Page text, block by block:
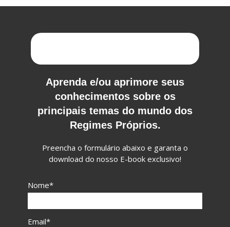
Aprenda e/ou aprimore seus
conhecimentos sobre os
principais temas do mundo dos
Regimes Próprios.
Preencha o formulário abaixo e garanta o
download do nosso E-book exclusivo!
Nome*
Email*